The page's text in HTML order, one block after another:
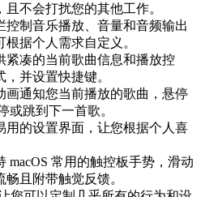
不会打扰您的其他工作。
控制音乐播放、音量和音频输出
据个人需求自定义。
紧凑的当前歌曲信息和播放控
并设置快捷键。
画通知您当前播放的歌曲，悬停
或跳到下一首歌。
用的设置界面，让您根据个人喜
macOS 常用的触控板手势，滑动
且附带触觉反馈。